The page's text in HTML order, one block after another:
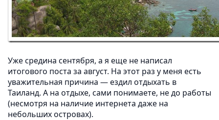
Уже средина сентября, а я еще не написал
итогового поста за август. На этот раз у меня есть
уважительная причина — ездил отдыхать в
Таиланд. А на отдыхе, сами понимаете, не до работы
(несмотря на наличие интернета даже на
небольших островах).